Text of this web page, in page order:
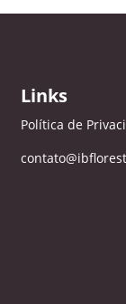
Links
Política de